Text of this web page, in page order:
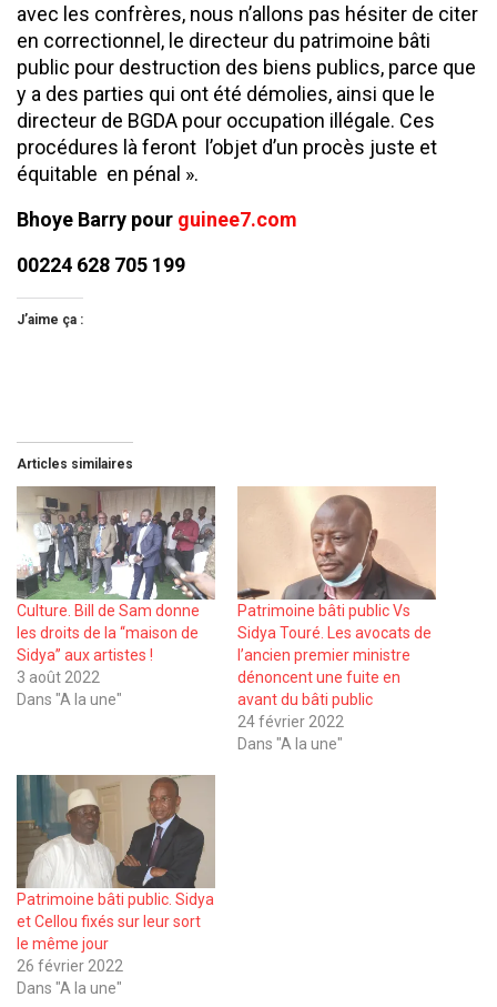
avec les confrères, nous n’allons pas hésiter de citer
en correctionnel, le directeur du patrimoine bâti
public pour destruction des biens publics, parce que
y a des parties qui ont été démolies, ainsi que le
directeur de BGDA pour occupation illégale. Ces
procédures là feront l’objet d’un procès juste et
équitable en pénal ».
Bhoye Barry pour guinee7.com
00224 628 705 199
J’aime ça :
Articles similaires
Culture. Bill de Sam donne
les droits de la ‘‘maison de
Sidya’’ aux artistes !
3 août 2022
Dans "A la une"
Patrimoine bâti public Vs
Sidya Touré. Les avocats de
l’ancien premier ministre
dénoncent une fuite en
avant du bâti public
24 février 2022
Dans "A la une"
Patrimoine bâti public. Sidya
et Cellou fixés sur leur sort
le même jour
26 février 2022
Dans "A la une"